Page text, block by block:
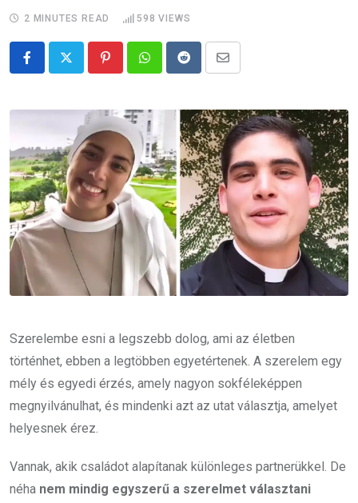
2 MINUTES READ 598 VIEWS
PinterestWhatsappRedditShare
Email
Szerelembe esni a legszebb dolog, ami az életben
történhet, ebben a legtöbben egyetértenek. A szerelem egy
mély és egyedi érzés, amely nagyon sokféleképpen
megnyilvánulhat, és mindenki azt az utat választja, amelyet
helyesnek érez.
Vannak, akik családot alapítanak különleges partnerükkel. De
néha nem mindig egyszerű a szerelmet választani